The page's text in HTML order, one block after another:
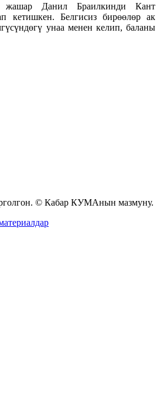
жашар Данил Браилкинди Кант
кетишкен. Белгисиз бирөөлөр ак
унаа менен келип, баланы
© Кабар КУМАнын мазмуну.